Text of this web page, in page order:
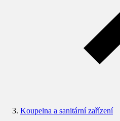
Koupelna a sanitární zařízení